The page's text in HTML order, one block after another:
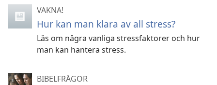
VAKNA!
Hur kan man klara av all stress?
Läs om några vanliga stressfaktorer och hur
man kan hantera stress.
BIBELFRÅGOR